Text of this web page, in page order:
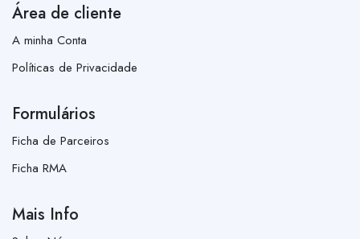
Área de cliente
A minha Conta
Políticas de Privacidade
Formulários
Ficha de Parceiros
Ficha RMA
Mais Info